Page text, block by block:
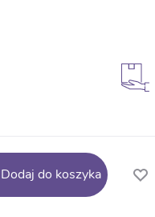
Dodaj do koszyka